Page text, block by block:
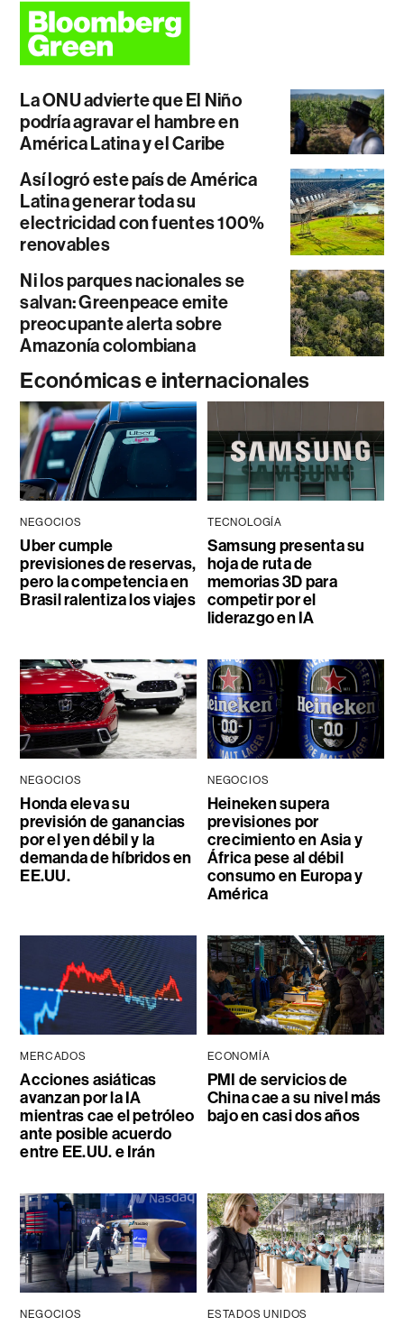
La ONU advierte que El Niño
podría agravar el hambre en
América Latina y el Caribe
Así logró este país de América
Latina generar toda su
electricidad con fuentes 100%
renovables
Ni los parques nacionales se
salvan: Greenpeace emite
preocupante alerta sobre
Amazonía colombiana
Económicas e internacionales
NEGOCIOS
Uber cumple
previsiones de reservas,
pero la competencia en
Brasil ralentiza los viajes
TECNOLOGÍA
Samsung presenta su
hoja de ruta de
memorias 3D para
competir por el
liderazgo en IA
NEGOCIOS
Honda eleva su
previsión de ganancias
por el yen débil y la
demanda de híbridos en
EE.UU.
NEGOCIOS
Heineken supera
previsiones por
crecimiento en Asia y
África pese al débil
consumo en Europa y
América
MERCADOS
Acciones asiáticas
avanzan por la IA
mientras cae el petróleo
ante posible acuerdo
entre EE.UU. e Irán
ECONOMÍA
PMI de servicios de
China cae a su nivel más
bajo en casi dos años
NEGOCIOS ESTADOS UNIDOS